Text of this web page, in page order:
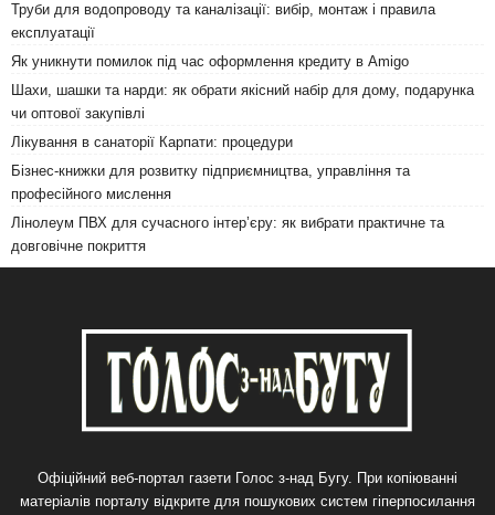
Труби для водопроводу та каналізації: вибір, монтаж і правила
експлуатації
Як уникнути помилок під час оформлення кредиту в Amigo
Шахи, шашки та нарди: як обрати якісний набір для дому, подарунка
чи оптової закупівлі
Лікування в санаторії Карпати: процедури
Бізнес-книжки для розвитку підприємництва, управління та
професійного мислення
Лінолеум ПВХ для сучасного інтер’єру: як вибрати практичне та
довговічне покриття
Офіційний веб-портал газети Голос з-над Бугу. При копіюванні
матеріалів порталу відкрите для пошукових систем гіперпосилання